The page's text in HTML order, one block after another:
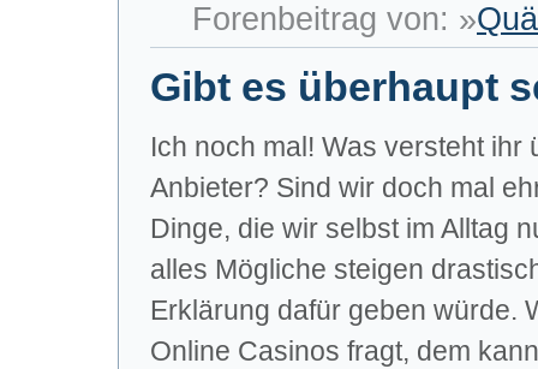
Forenbeitrag von: »
Gibt es überhaupt
Ich noch mal! Was versteht
Anbieter? Sind wir doch mal
Dinge, die wir selbst im Alltag
alles Mögliche steigen
Erklärung dafür geben würde.
Online Casinos fragt, dem